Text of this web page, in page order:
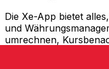
Die Xe-App bietet
und
umrechnen,